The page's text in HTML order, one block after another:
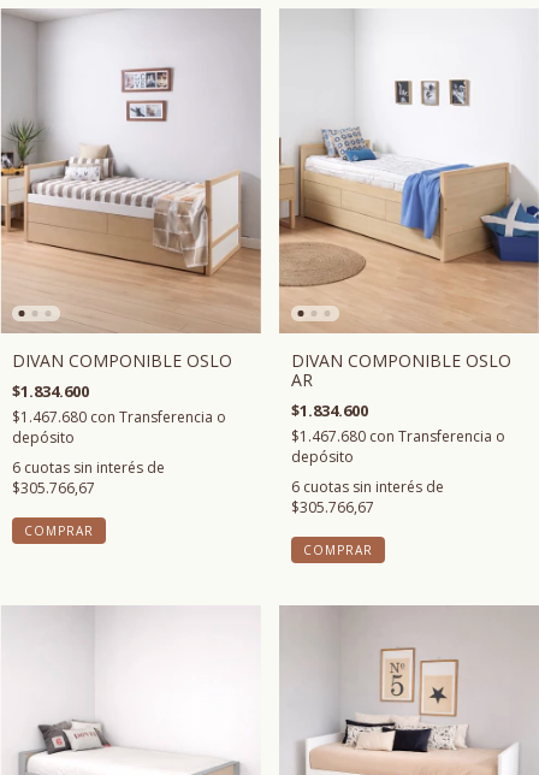
DIVAN COMPONIBLE OSLO
$1.834.600
$1.467.680 con Transferencia o
depósito
6 cuotas sin interés de
$305.766,67
COMPRAR
DIVAN COMPONIBLE OSLO
AR
$1.834.600
$1.467.680 con Transferencia o
depósito
6 cuotas sin interés de
$305.766,67
COMPRAR